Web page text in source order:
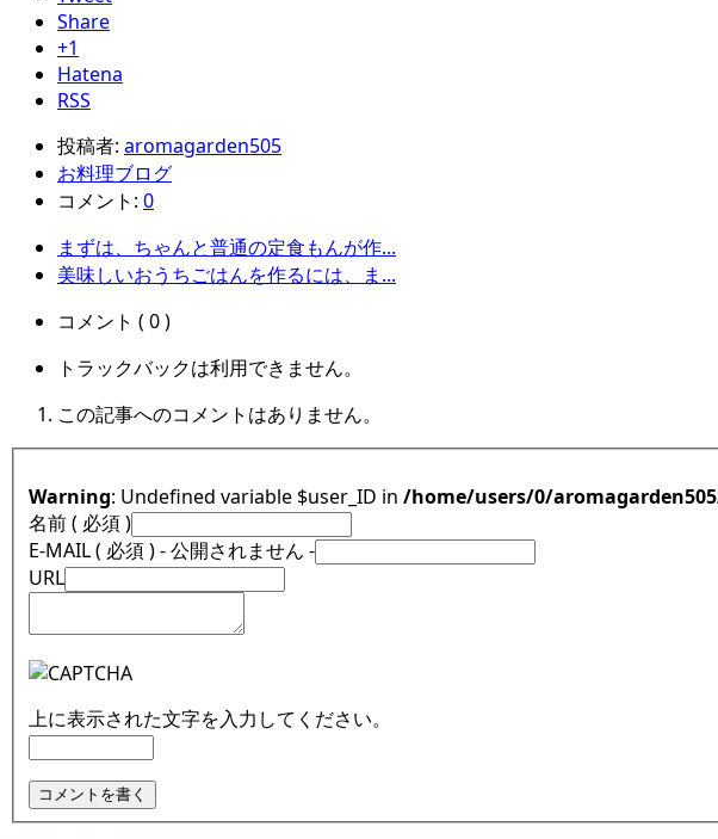
Share
+1
Hatena
RSS
投稿者: aromagarden505
お料理ブログ
コメント: 0
まずは、ちゃんと普通の定食もんが作...
美味しいおうちごはんを作るには、ま...
コメント ( 0 )
トラックバックは利用できません。
この記事へのコメントはありません。
Warning : Undefined variable $user_ID in /home/users/0/
名前 ( 必須 )
E-MAIL ( 必須 ) - 公開されません -
URL
上に表示された文字を入力してください。